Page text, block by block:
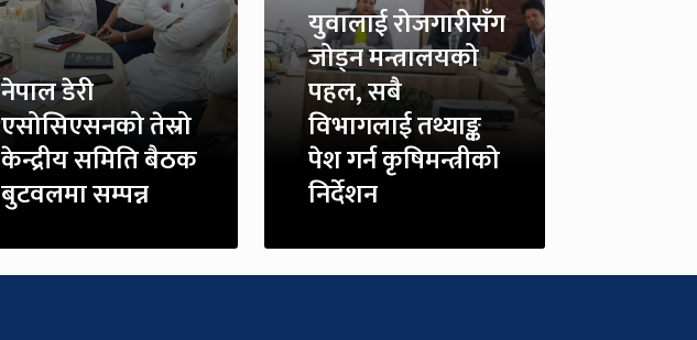
नेपाल डेरी
एसोसिएसनको तेस्रो
केन्द्रीय समिति बैठक
बुटवलमा सम्पन्न
युवालाई रोजगारीसँग
जोड्न मन्त्रालयको
पहल, सबै
विभागलाई तथ्याङ्क
पेश गर्न कृषिमन्त्रीको
निर्देशन